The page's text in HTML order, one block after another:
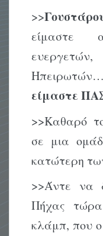
>>
είμαστε
είμαστε
>>Καθαρό
σε μια
κατώτερη
>>Άντε να
Πήχας
κλάμπ, που